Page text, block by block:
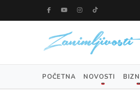
POČETNA NOVOSTI